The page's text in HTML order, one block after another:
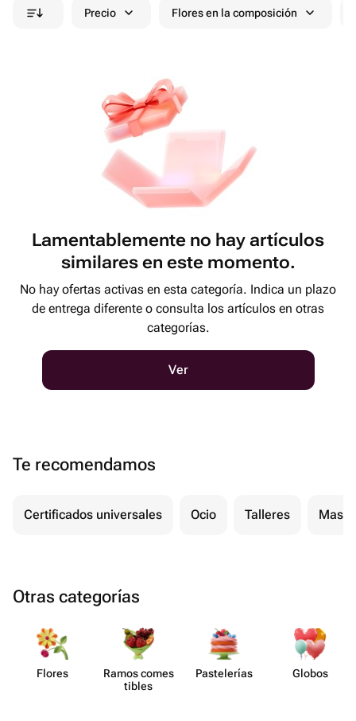
Precio Flores en la composición
Lamentablemente no hay artículos
similares en este momento.
No hay ofertas activas en esta categoría. Indica un plazo
de entrega diferente o consulta los artículos en otras
categorías.
Ver
Te recomendamos
Certificados universales Ocio Talleres
Otras categorías
Flores
Ramos comes​
tibles
Paste​lerías Globos